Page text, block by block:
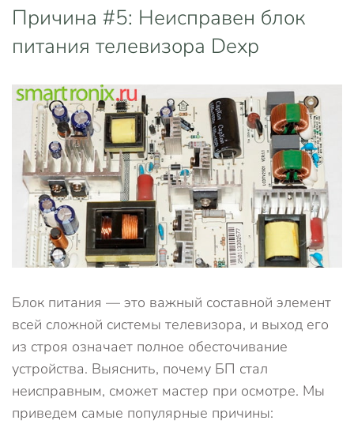
Причина #5: Неисправен блок
питания телевизора Dexp
Блок питания — это важный составной элемент
всей сложной системы телевизора, и выход его
из строя означает полное обесточивание
устройства. Выяснить, почему БП стал
неисправным, сможет мастер при осмотре. Мы
приведем самые популярные причины: